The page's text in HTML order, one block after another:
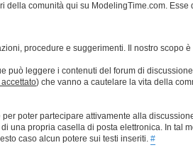
comunità qui su ModelingTime.com.
procedure e suggerimenti. Il nostro scopo
leggere i contenuti del forum di
) che vanno a cautelare la vita della
poter partecipare attivamente alla
una propria casella di posta elettronica. In
caso alcun potere sui testi inseriti. #